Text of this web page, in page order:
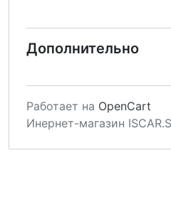
Дополнительно
Работает на OpenCart
Инернет-магазин